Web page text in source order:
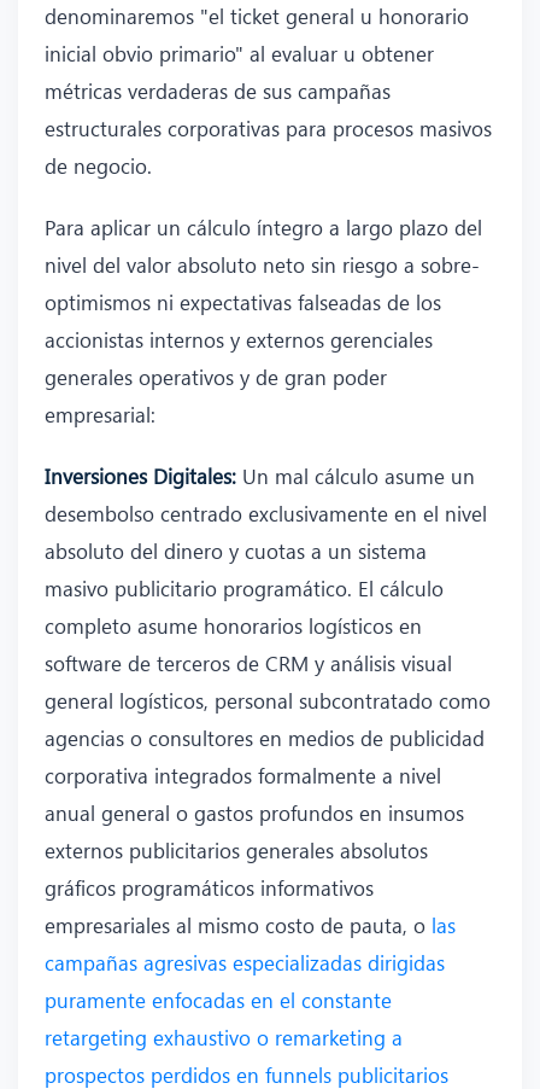
denominaremos "el ticket general u honorario
inicial obvio primario" al evaluar u obtener
métricas verdaderas de sus campañas
estructurales corporativas para procesos masivos
de negocio.
Para aplicar un cálculo íntegro a largo plazo del
nivel del valor absoluto neto sin riesgo a sobre-
optimismos ni expectativas falseadas de los
accionistas internos y externos gerenciales
generales operativos y de gran poder
empresarial:
Inversiones Digitales: Un mal cálculo asume un
desembolso centrado exclusivamente en el nivel
absoluto del dinero y cuotas a un sistema
masivo publicitario programático. El cálculo
completo asume honorarios logísticos en
software de terceros de CRM y análisis visual
general logísticos, personal subcontratado como
agencias o consultores en medios de publicidad
corporativa integrados formalmente a nivel
anual general o gastos profundos en insumos
externos publicitarios generales absolutos
gráficos programáticos informativos
empresariales al mismo costo de pauta, o las
campañas agresivas especializadas dirigidas
puramente enfocadas en el constante
retargeting exhaustivo o remarketing a
prospectos perdidos en funnels publicitarios